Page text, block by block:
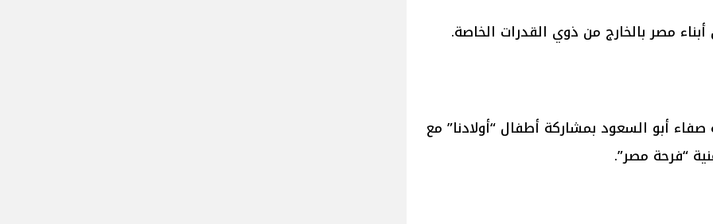
مصر بالخارج من ذوي القدرات الخاصة.
صفاء أبو السعود بمشاركة أطفال “أولادنا” مع
“فرحة مصر”.